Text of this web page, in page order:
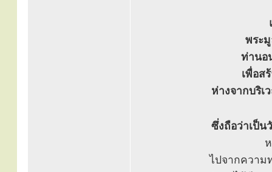
พระ
ท่านอ
เพื่อส
ห่างจากบริ
ซึ่งถือว่าเป็น
ไปจากความ